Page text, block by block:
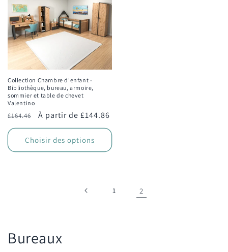
Collection Chambre d'enfant -
Bibliothèque, bureau, armoire,
sommier et table de chevet
Valentino
Prix
habituel
£164.46
Prix
promotionnel
À partir de £144.86
Choisir des options
1 2
C
Bureaux